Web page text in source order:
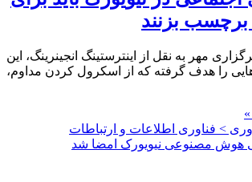
برچسب بزنند
مهر به نقل از اینترستینگ انجینرینگ، این
را هدف گرفته که از اسکرول کردن مداوم،
> فناوری اطلاعات و ارتباطات